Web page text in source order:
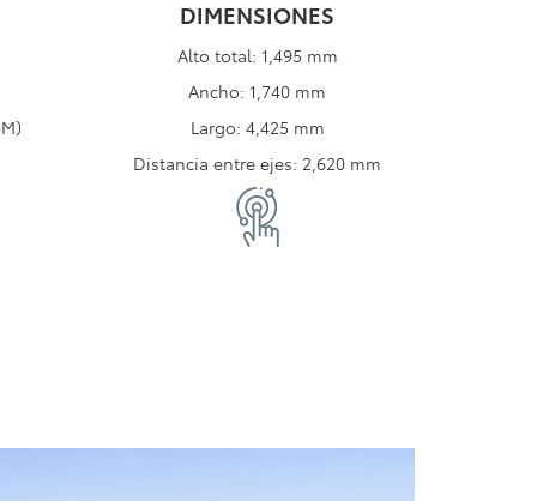
DIMENSIONES
Alto total: 1,495 mm
Ancho: 1,740 mm
Largo: 4,425 mm
Distancia entre ejes: 2,620 mm